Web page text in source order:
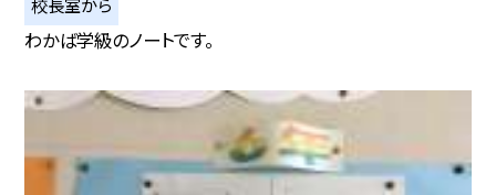
わかば学級のノートです。